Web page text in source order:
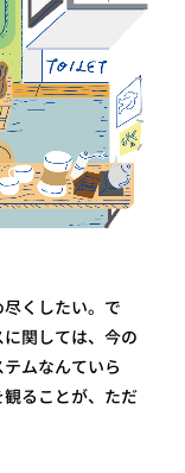
尽くしたい。で
関しては、今の
ムなんていら
ることが、ただ